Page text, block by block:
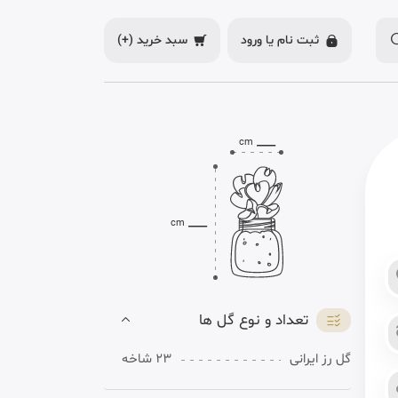
ثبت نام یا ورود سبد خرید (+)
___
cm
___
cm
تعداد و نوع گل ها
گل رز ایرانی 23 شاخه